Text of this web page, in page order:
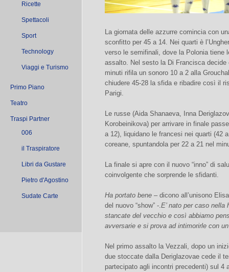
Ricette
Spettacoli
Sport
Technology
Viaggi e Turismo
Primo Piano
Teatro
Traspi Partner
006
il Traspiratore
Libri da Gustare
Pietro d'Agostino
Sudate Carte
La giornata delle azzurre comincia con
sconfitto per 45 a 14. Nei quarti è
verso le semifinali, dove la Polonia tiene
assalto. Nel sesto la Di Francisca
minuti rifila un sonoro 10 a 2 alla
chiudere 45-28 la sfida e ribadire così il
Parigi.
Le russe (Aida Shanaeva, Inna
Korobeinikova) per arrivare in finale
a 12), liquidano le francesi nei quarti (42
coreane, spuntandola per 22 a 21 nel
La finale si apre con il nuovo “inno” di
coinvolgente che sorprende le sfidanti.
Ha portato bene – dicono all’unisono
del nuovo “show” -. E’ nato per caso nella
stancate del vecchio e così abbiamo
avversarie e si prova ad intimorirle con
Nel primo assalto la Vezzali, dopo un
due stoccate dalla Deriglazovae cede il
partecipato agli incontri precedenti) sul 4